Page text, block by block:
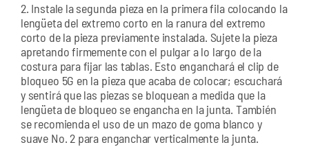
2. Instale la segunda pieza en la primera fila colocando la
lengüeta del extremo corto en la ranura del extremo
corto de la pieza previamente instalada. Sujete la pieza
apretando firmemente con el pulgar a lo largo de la
costura para fijar las tablas. Esto enganchará el clip de
bloqueo 5G en la pieza que acaba de colocar; escuchará
y sentirá que las piezas se bloquean a medida que la
lengüeta de bloqueo se engancha en la junta. También
se recomienda el uso de un mazo de goma blanco y
suave No. 2 para enganchar verticalmente la junta.